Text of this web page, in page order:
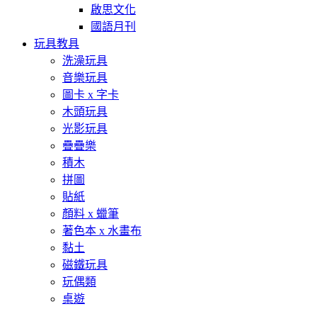
啟思文化
國語月刊
玩具教具
洗澡玩具
音樂玩具
圖卡 x 字卡
木頭玩具
光影玩具
疊疊樂
積木
拼圖
貼紙
顏料 x 蠟筆
著色本 x 水畫布
黏土
磁鐵玩具
玩偶類
桌遊